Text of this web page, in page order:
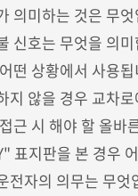
의미하는 것은 무
신호는 무엇을 의
떤 상황에서 사용됩
지 않을 경우 교차
근 시 해야 할 올바
표지판을 본 경우
전자의 의무는 무엇